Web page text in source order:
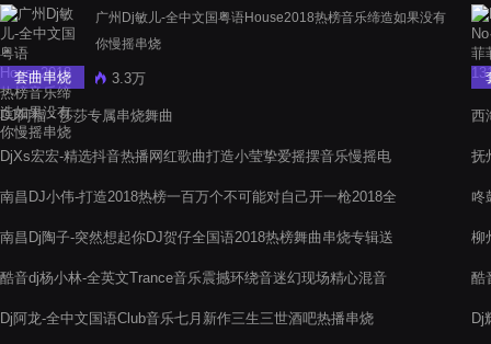
套曲串烧
广州Dj敏儿-全中文国粤语House2018热榜音乐缔造如果没有
你慢摇串烧
3.3万
DJ阿福 - 莎莎专属串烧舞曲
DjXs宏宏-精选抖音热播网红歌曲打造小莹挚爱摇摆音乐慢摇电
南昌DJ小伟-打造2018热榜一百万个不可能对自己开一枪2018全
南昌Dj陶子-突然想起你DJ贺仔全国语2018热榜舞曲串烧专辑送
酷音dj杨小林-全英文Trance音乐震撼环绕音迷幻现场精心混音
Dj阿龙-全中文国语Club音乐七月新作三生三世酒吧热播串烧
西
抚
咚
柳
酷
Dj